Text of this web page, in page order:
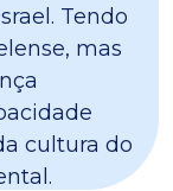
Tendo
mas
cultura do